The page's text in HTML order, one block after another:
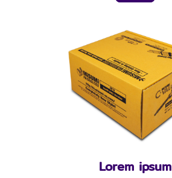
Lorem ipsum